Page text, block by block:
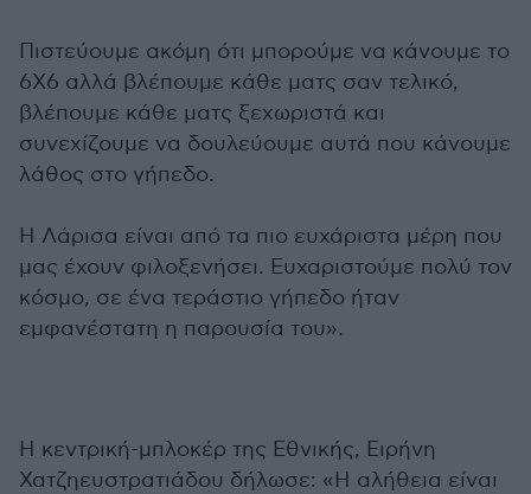
Πιστεύουμε ακόμη ότι μπορούμε να κάνουμε το
6Χ6 αλλά βλέπουμε κάθε ματς σαν τελικό,
βλέπουμε κάθε ματς ξεχωριστά και
συνεχίζουμε να δουλεύουμε αυτά που κάνουμε
λάθος στο γήπεδο.
Η Λάρισα είναι από τα πιο ευχάριστα μέρη που
μας έχουν φιλοξενήσει. Ευχαριστούμε πολύ τον
κόσμο, σε ένα τεράστιο γήπεδο ήταν
εμφανέστατη η παρουσία του».
Η κεντρική-μπλοκέρ της Εθνικής, Ειρήνη
Χατζηευστρατιάδου δήλωσε: «Η αλήθεια είναι